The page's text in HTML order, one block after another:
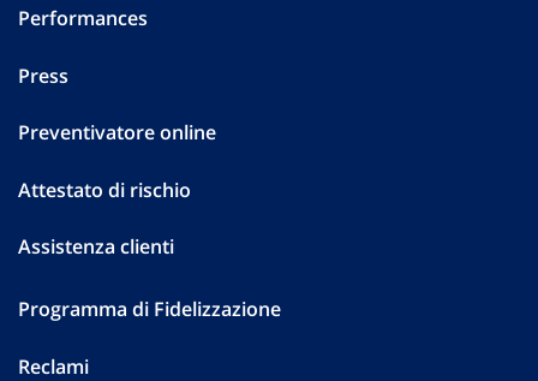
Performances
Press
Preventivatore online
Attestato di rischio
Assistenza clienti
Programma di Fidelizzazione
Reclami